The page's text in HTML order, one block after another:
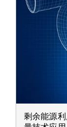
剩余能源